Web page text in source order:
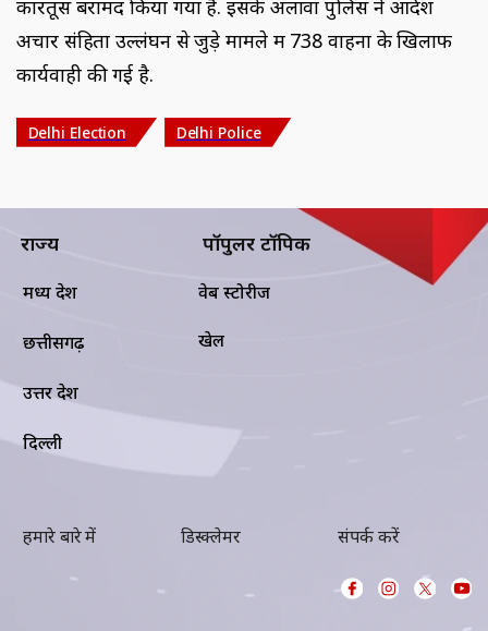
कारतूस बरामद किया गया है. इसके अलावा पुलिस ने आर्दश
अचार संहिता उल्लंघन से जुड़े मामले में 738 वाहनों के खिलाफ
कार्यवाही की गई है.
Delhi Election Delhi Police
राज्य
मध्य प्रदेश
छत्तीसगढ़
उत्तर प्रदेश
दिल्ली
पॉपुलर टॉपिक
वेब स्टोरीज
खेल
हमारे बारे में डिस्क्लेमर संपर्क करें